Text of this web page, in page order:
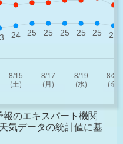
のエキスパート機関
気データの統計値に基